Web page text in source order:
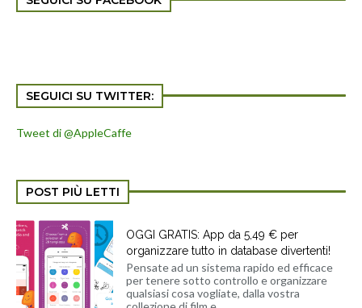
SEGUICI SU TWITTER:
Tweet di @AppleCaffe
POST PIÙ LETTI
OGGI GRATIS: App da 5,49 € per
organizzare tutto in database divertenti!
Pensate ad un sistema rapido ed efficace
per tenere sotto controllo e organizzare
qualsiasi cosa vogliate, dalla vostra